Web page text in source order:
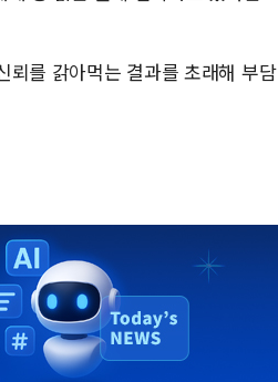
뢰를 갉아먹는 결과를 초래해 부담